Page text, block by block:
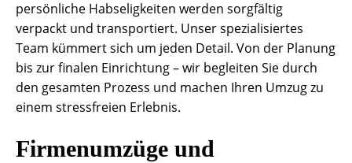
persönliche Habseligkeiten werden sorgfältig
verpackt und transportiert. Unser spezialisiertes
Team kümmert sich um jeden Detail. Von der Planung
bis zur finalen Einrichtung – wir begleiten Sie durch
den gesamten Prozess und machen Ihren Umzug zu
einem stressfreien Erlebnis.
Firmenumzüge und